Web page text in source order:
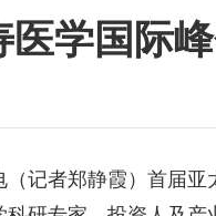
医学国际
者郑静霞）首届亚